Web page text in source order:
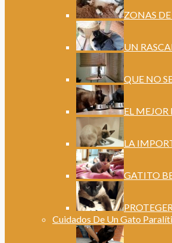
ZONAS
UN
QUE NO
EL MEJOR
LA
GATITO
Cuidados De Un Gato